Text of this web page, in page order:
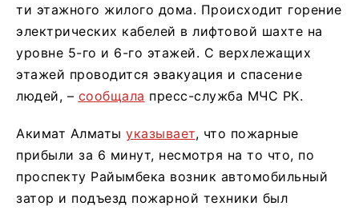
ти этажного жилого дома. Происходит горение
электрических кабелей в лифтовой шахте на
уровне 5-го и 6-го этажей. С верхлежащих
этажей проводится эвакуация и спасение
людей, – сообщала пресс-служба МЧС РК.
Акимат Алматы указывает, что пожарные
прибыли за 6 минут, несмотря на то что, по
проспекту Райымбека возник автомобильный
затор и подъезд пожарной техники был